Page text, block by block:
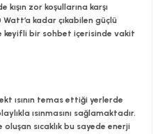
kışın zor koşullarına karşı
kadar çıkabilen güçlü
keyifli bir sohbet içerisinde vakit
ısının temas ettiği yerlerde
ısınmasını sağlamaktadır.
sıcaklık bu sayede enerji